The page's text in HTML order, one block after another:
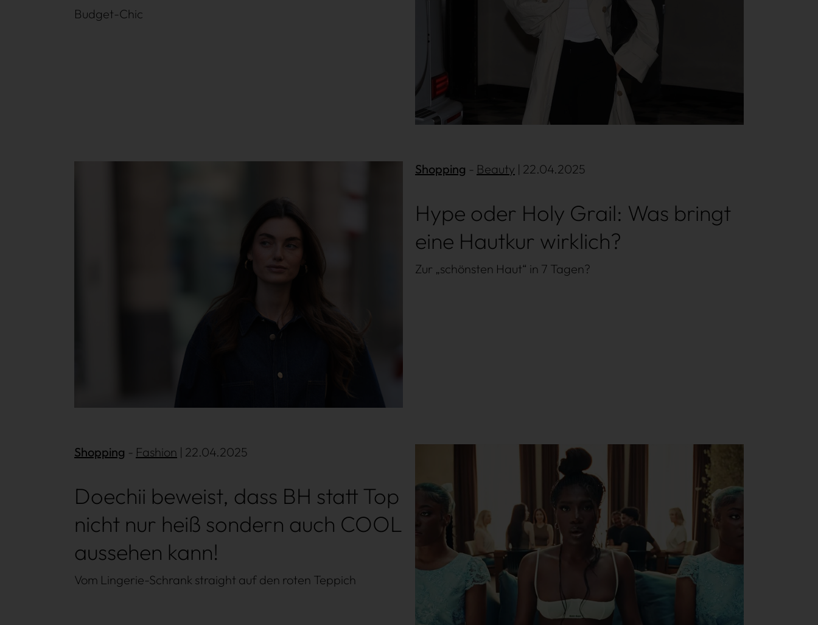
Budget-Chic
Shopping Beauty | 22.04.2025
Hype oder Holy Grail: Was bringt
eine Hautkur wirklich?
Zur „schönsten Haut“ in 7 Tagen?
Shopping Fashion | 22.04.2025
Doechii beweist, dass BH statt Top
nicht nur heiß sondern auch COOL
aussehen kann!
Vom Lingerie-Schrank straight auf den roten Teppich
Mehr lesen